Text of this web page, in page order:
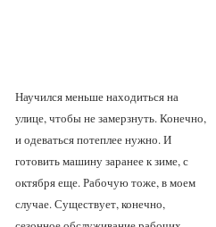
Научился меньше находиться на
улице, чтобы не замерзнуть. Конечно,
и одеваться потеплее нужно. И
готовить машину заранее к зиме, с
октября еще. Рабочую тоже, в моем
случае. Существует, конечно,